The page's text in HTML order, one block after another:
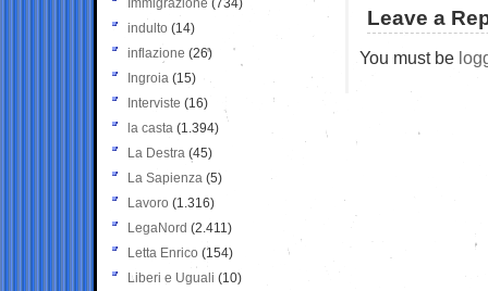
Leave a
You must be
Immigrazione (734)
indulto (14)
inflazione (26)
Ingroia (15)
Interviste (16)
la casta (1.394)
La Destra (45)
La Sapienza (5)
Lavoro (1.316)
LegaNord (2.411)
Letta Enrico (154)
Liberi e Uguali (10)